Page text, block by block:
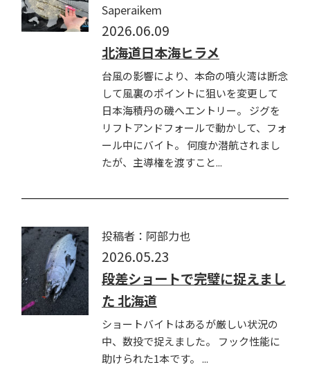
Saperaikem
2026.06.09
北海道日本海ヒラメ
台風の影響により、本命の噴火湾は断念
して風裏のポイントに狙いを変更して
日本海積丹の磯へエントリー。 ジグを
リフトアンドフォールで動かして、フォ
ール中にバイト。 何度か潜航されまし
たが、主導権を渡すこと...
投稿者：阿部力也
2026.05.23
段差ショートで完璧に捉えまし
た 北海道
ショートバイトはあるが厳しい状況の
中、数投で捉えました。 フック性能に
助けられた1本です。 ...